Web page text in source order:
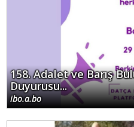
158. Adalet ve Barış
Duyurusu...
ibo.a.bo